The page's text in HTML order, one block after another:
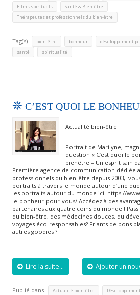
Films spirituels Santé & Bien-être
Thérapeutes et professionnels du bien-être
Tag(s) bien-être bonheur développement
santé spiritualité
C’EST QUOI LE
Actualité bien-être
Portrait de Marilyne,
question « C’est quoi le
bienêtre – Un esprit sain
Première agence de communication dédiée
professionnels du bien-être depuis 2003,
portraits à travers le monde autour d’une
les portraits autour du monde ici: https://
le-bonheur-pour-vous/ Accédez à des
partenaires aux quatre coins du monde !
du bien-être, des médecines douces, du
voyages éco-responsables? Friants de bons
autres goodies ?
Lire la suite... Ajouter un
Publié dans Actualité bien-être